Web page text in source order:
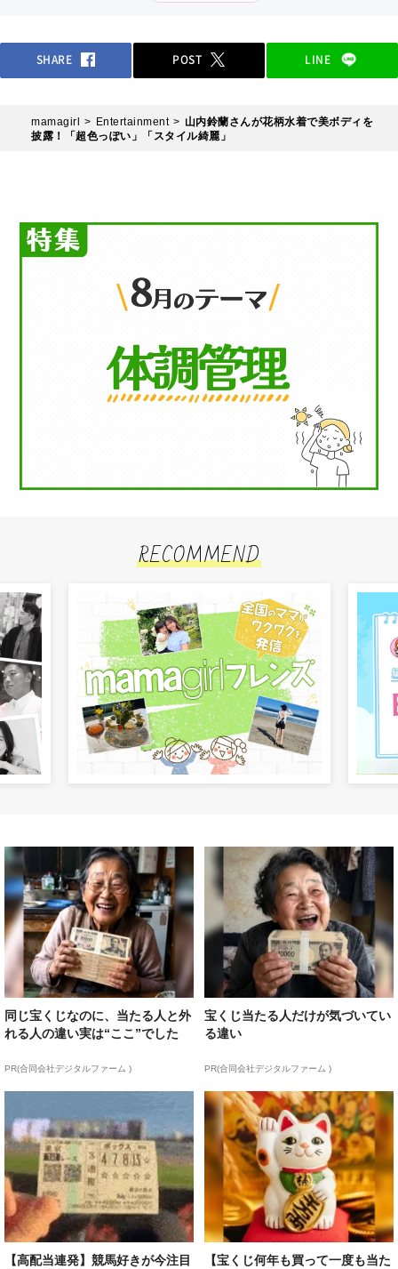
SHARE POST LINE
mamagirl Entertainment
山内鈴蘭さんが花柄水着で美ボディを
披露！「超色っぽい」「スタイル綺麗」
RECOMMEND
同じ宝くじなのに、当たる人と外
れる人の違い実は“ここ”でした
PR(合同会社デジタルファーム )
宝くじ当たる人だけが気づいてい
る違い
PR(合同会社デジタルファーム )
【高配当連発】競馬好きが今注目
【宝くじ何年も買って一度も当た